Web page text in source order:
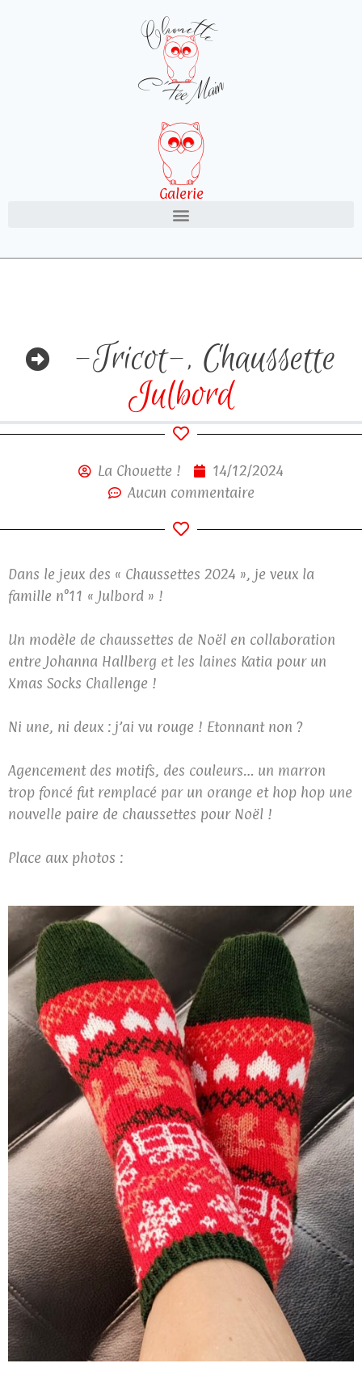
Galerie
-Tricot-, Chaussette
Julbord
La Chouette !
14/12/2024
Aucun commentaire
Dans le jeux des « Chaussettes 2024 », je veux la
famille n°11 « Julbord » !
Un modèle de chaussettes de Noël en collaboration
entre Johanna Hallberg et les laines Katia pour un
Xmas Socks Challenge !
Ni une, ni deux : j’ai vu rouge ! Etonnant non ?
Agencement des motifs, des couleurs… un marron
trop foncé fut remplacé par un orange et hop hop une
nouvelle paire de chaussettes pour Noël !
Place aux photos :